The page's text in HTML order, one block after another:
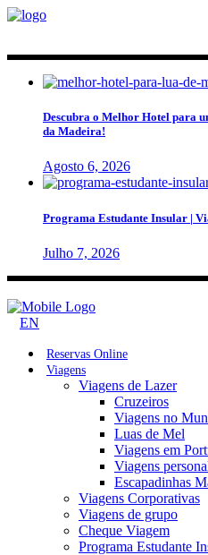
Descubra o Melhor Hotel para
da Madeira!
Agosto 6, 2026
Programa Estudante Insular |
Julho 7, 2026
EN
Reservas Online
Viagens
Viagens de Lazer
Cruzeiros
Viagens no
Luas de Mel
Viagens em
Viagens
Escapadinhas
Viagens Corporativas
Viagens de grupo
Cheque Viagem
Programa Estudante